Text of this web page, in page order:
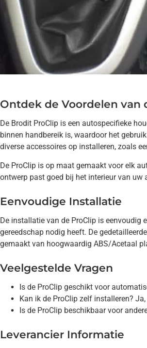
Ontdek de Voordelen van
De Brodit ProClip is een autospecifieke
binnen handbereik is, waardoor het
diverse accessoires op installeren, zoals
De ProClip is op maat gemaakt voor elk
ontwerp past goed bij het interieur van uw
Eenvoudige Installatie
De installatie van de ProClip is eenvoudig
gereedschap nodig heeft. De
gemaakt van hoogwaardig ABS/Acetaal
Veelgestelde Vragen
Is de ProClip geschikt voor
Kan ik de ProClip zelf installeren?
Is de ProClip beschikbaar voor
Leverancier Informatie